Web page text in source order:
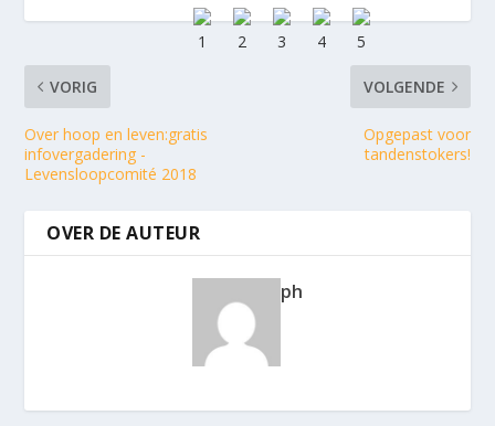
VORIG
Over hoop en leven:gratis
infovergadering -
Levensloopcomité 2018
VOLGENDE
Opgepast voor
tandenstokers!
OVER DE AUTEUR
ph